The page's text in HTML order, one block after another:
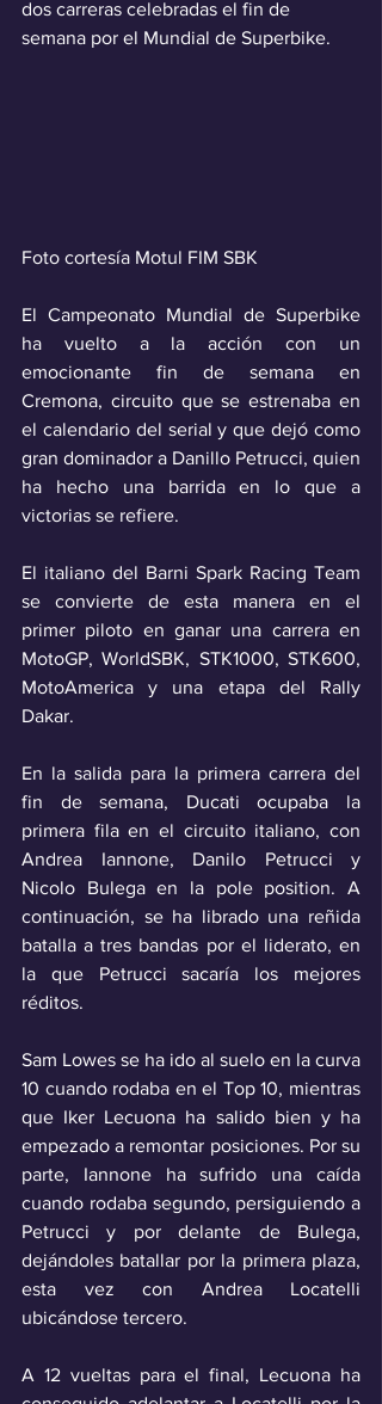
dos carreras celebradas el fin de
semana por el Mundial de Superbike.
Foto cortesía Motul FIM SBK
El Campeonato Mundial de Superbike
ha vuelto a la acción con un
emocionante fin de semana en
Cremona, circuito que se estrenaba en
el calendario del serial y que dejó como
gran dominador a Danillo Petrucci, quien
ha hecho una barrida en lo que a
victorias se refiere.
El italiano del Barni Spark Racing Team
se convierte de esta manera en el
primer piloto en ganar una carrera en
MotoGP, WorldSBK, STK1000, STK600,
MotoAmerica y una etapa del Rally
Dakar.
En la salida para la primera carrera del
fin de semana, Ducati ocupaba la
primera fila en el circuito italiano, con
Andrea Iannone, Danilo Petrucci y
Nicolo Bulega en la pole position. A
continuación, se ha librado una reñida
batalla a tres bandas por el liderato, en
la que Petrucci sacaría los mejores
réditos.
Sam Lowes se ha ido al suelo en la curva
10 cuando rodaba en el Top 10, mientras
que Iker Lecuona ha salido bien y ha
empezado a remontar posiciones. Por su
parte, Iannone ha sufrido una caída
cuando rodaba segundo, persiguiendo a
Petrucci y por delante de Bulega,
dejándoles batallar por la primera plaza,
esta vez con Andrea Locatelli
ubicándose tercero.
A 12 vueltas para el final, Lecuona ha